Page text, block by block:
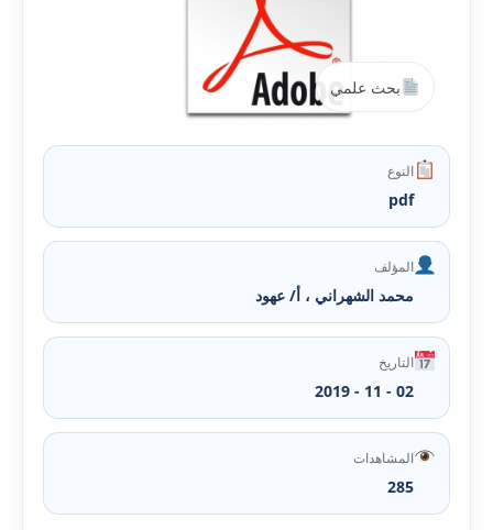
بحث علمي
النوع
pdf
المؤلف
محمد الشهراني ، أ/ عهود
التاريخ
02 - 11 - 2019
المشاهدات
285